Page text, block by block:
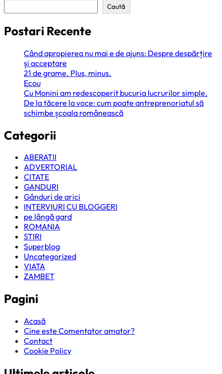
Caută
Postari Recente
Când apropierea nu mai e de ajuns: Despre despărțire
și acceptare
21 de grame. Plus, minus.
Ecou
Cu Monini am redescoperit bucuria lucrurilor simple.
De la tăcere la voce: cum poate antreprenoriatul să
schimbe școala românească
Categorii
ABERATII
ADVERTORIAL
CITATE
GANDURI
Gânduri de arici
INTERVIURI CU BLOGGERI
pe lângă gard
ROMANIA
STIRI
Superblog
Uncategorized
VIATA
ZAMBET
Pagini
Acasă
Cine este Comentator amator?
Contact
Cookie Policy